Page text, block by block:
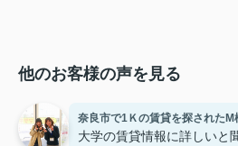
他のお客様の声を見る
奈良市で1Ｋの賃貸を探されたM
大学の賃貸情報に詳しいと